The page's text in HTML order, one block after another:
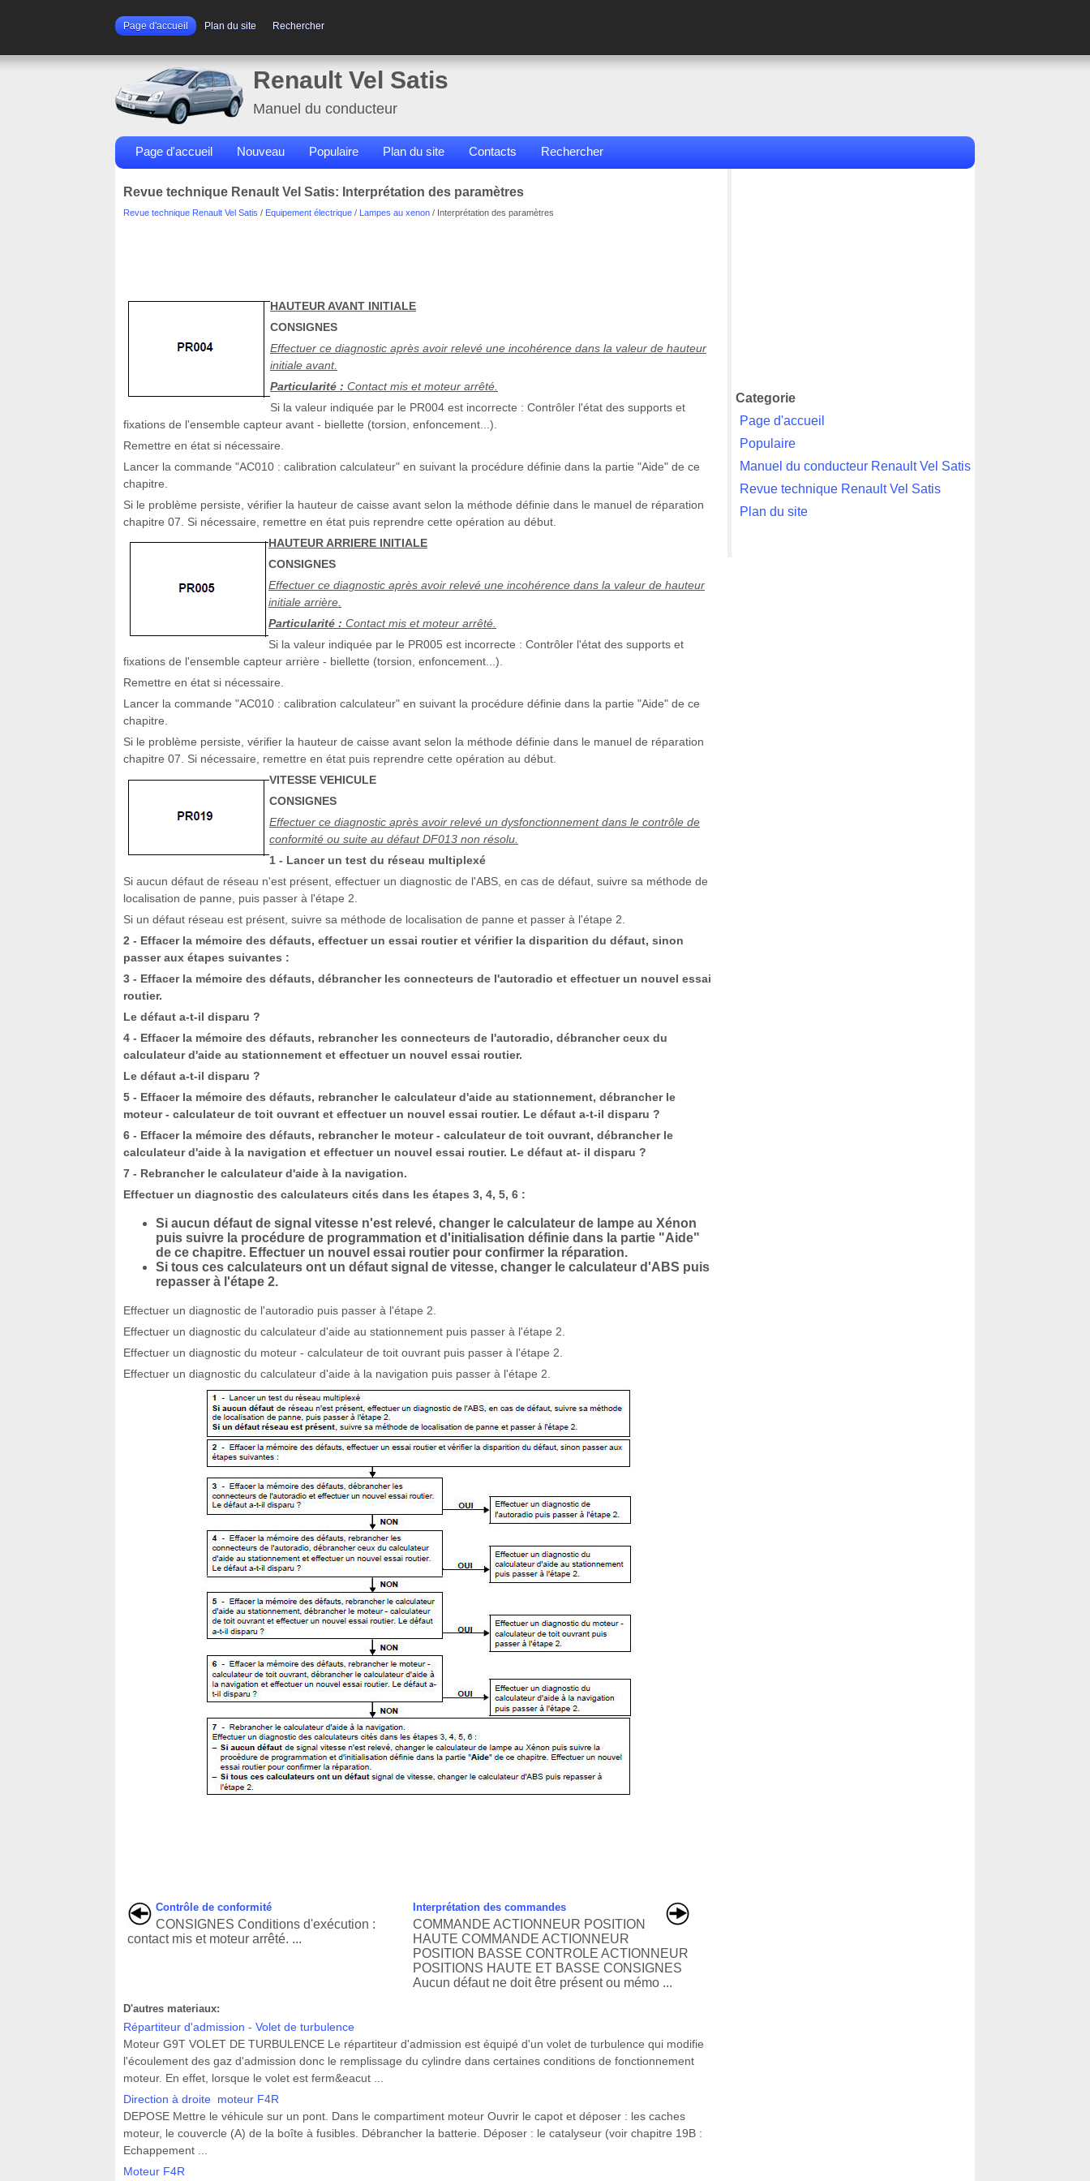
Page d'accueil Plan du site Rechercher
Renault Vel Satis
Manuel du conducteur
Page d'accueil Nouveau Populaire Plan du site Contacts Rechercher
Revue technique Renault Vel Satis: Interprétation des paramètres
Revue technique Renault Vel Satis / Equipement électrique / Lampes au xenon / Interprétation des paramètres
HAUTEUR AVANT INITIALE
CONSIGNES
Effectuer ce diagnostic après avoir relevé une incohérence dans la valeur de hauteur
initiale avant.
Particularité : Contact mis et moteur arrêté.
Si la valeur indiquée par le PR004 est incorrecte : Contrôler l'état des supports et
fixations de l'ensemble capteur avant - biellette (torsion, enfoncement...).
Remettre en état si nécessaire.
Lancer la commande "AC010 : calibration calculateur" en suivant la procédure définie dans la partie "Aide" de ce
chapitre.
Si le problème persiste, vérifier la hauteur de caisse avant selon la méthode définie dans le manuel de réparation
chapitre 07. Si nécessaire, remettre en état puis reprendre cette opération au début.
HAUTEUR ARRIERE INITIALE
CONSIGNES
Effectuer ce diagnostic après avoir relevé une incohérence dans la valeur de hauteur
initiale arrière.
Particularité : Contact mis et moteur arrêté.
Si la valeur indiquée par le PR005 est incorrecte : Contrôler l'état des supports et
fixations de l'ensemble capteur arrière - biellette (torsion, enfoncement...).
Remettre en état si nécessaire.
Lancer la commande "AC010 : calibration calculateur" en suivant la procédure définie dans la partie "Aide" de ce
chapitre.
Si le problème persiste, vérifier la hauteur de caisse avant selon la méthode définie dans le manuel de réparation
chapitre 07. Si nécessaire, remettre en état puis reprendre cette opération au début.
VITESSE VEHICULE
CONSIGNES
Effectuer ce diagnostic après avoir relevé un dysfonctionnement dans le contrôle de
conformité ou suite au défaut DF013 non résolu.
1 - Lancer un test du réseau multiplexé
Si aucun défaut de réseau n'est présent, effectuer un diagnostic de l'ABS, en cas de défaut, suivre sa méthode de
localisation de panne, puis passer à l'étape 2.
Si un défaut réseau est présent, suivre sa méthode de localisation de panne et passer à l'étape 2.
2 - Effacer la mémoire des défauts, effectuer un essai routier et vérifier la disparition du défaut, sinon
passer aux étapes suivantes :
3 - Effacer la mémoire des défauts, débrancher les connecteurs de l'autoradio et effectuer un nouvel essai
routier.
Le défaut a-t-il disparu ?
4 - Effacer la mémoire des défauts, rebrancher les connecteurs de l'autoradio, débrancher ceux du
calculateur d'aide au stationnement et effectuer un nouvel essai routier.
Le défaut a-t-il disparu ?
5 - Effacer la mémoire des défauts, rebrancher le calculateur d'aide au stationnement, débrancher le
moteur - calculateur de toit ouvrant et effectuer un nouvel essai routier. Le défaut a-t-il disparu ?
6 - Effacer la mémoire des défauts, rebrancher le moteur - calculateur de toit ouvrant, débrancher le
calculateur d'aide à la navigation et effectuer un nouvel essai routier. Le défaut at- il disparu ?
7 - Rebrancher le calculateur d'aide à la navigation.
Effectuer un diagnostic des calculateurs cités dans les étapes 3, 4, 5, 6 :
Si aucun défaut de signal vitesse n'est relevé, changer le calculateur de lampe au Xénon
puis suivre la procédure de programmation et d'initialisation définie dans la partie "Aide"
de ce chapitre. Effectuer un nouvel essai routier pour confirmer la réparation.
Si tous ces calculateurs ont un défaut signal de vitesse, changer le calculateur d'ABS puis
repasser à l'étape 2.
Effectuer un diagnostic de l'autoradio puis passer à l'étape 2.
Effectuer un diagnostic du calculateur d'aide au stationnement puis passer à l'étape 2.
Effectuer un diagnostic du moteur - calculateur de toit ouvrant puis passer à l'étape 2.
Effectuer un diagnostic du calculateur d'aide à la navigation puis passer à l'étape 2.
Contrôle de conformité
CONSIGNES Conditions d'exécution :
contact mis et moteur arrêté. ...
Interprétation des commandes
COMMANDE ACTIONNEUR POSITION
HAUTE COMMANDE ACTIONNEUR
POSITION BASSE CONTROLE ACTIONNEUR
POSITIONS HAUTE ET BASSE CONSIGNES
Aucun défaut ne doit être présent ou mémo ...
D'autres materiaux:
Répartiteur d'admission - Volet de turbulence
Moteur G9T VOLET DE TURBULENCE Le répartiteur d'admission est équipé d'un volet de turbulence qui modifie
l'écoulement des gaz d'admission donc le remplissage du cylindre dans certaines conditions de fonctionnement
moteur. En effet, lorsque le volet est ferm&eacut ...
Direction à droite moteur F4R
DEPOSE Mettre le véhicule sur un pont. Dans le compartiment moteur Ouvrir le capot et déposer : les caches
moteur, le couvercle (A) de la boîte à fusibles. Débrancher la batterie. Déposer : le catalyseur (voir chapitre 19B :
Echappement ...
Moteur F4R
Categorie
Page d'accueil
Populaire
Manuel du conducteur Renault Vel Satis
Revue technique Renault Vel Satis
Plan du site